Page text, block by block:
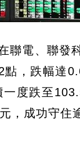
聯電、聯發
，跌幅達
度跌至
，成功守住